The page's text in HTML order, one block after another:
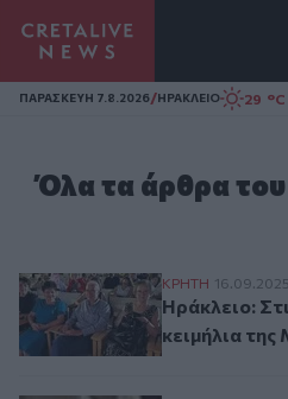
Homepage
ΠΑΡΑΣΚΕΥΗ 7.8.2026/ΗΡΑΚΛΕΙΟ 29 °C
Όλα τα άρθρα του
Ηράκλειο:
ΚΡΗΤΗ 16.09.2025
Ηράκλειο:
κειμήλια